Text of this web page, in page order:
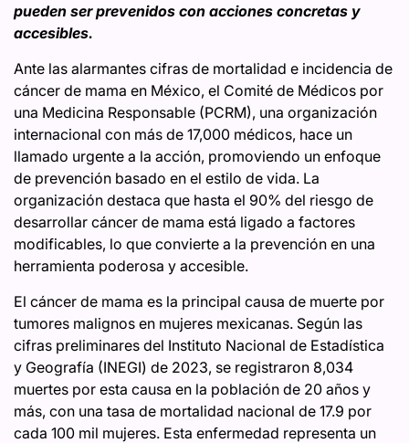
pueden ser prevenidos con acciones concretas y
accesibles.
Ante las alarmantes cifras de mortalidad e incidencia de
cáncer de mama en México, el Comité de Médicos por
una Medicina Responsable (PCRM), una organización
internacional con más de 17,000 médicos, hace un
llamado urgente a la acción, promoviendo un enfoque
de prevención basado en el estilo de vida. La
organización destaca que hasta el 90% del riesgo de
desarrollar cáncer de mama está ligado a factores
modificables, lo que convierte a la prevención en una
herramienta poderosa y accesible.
El cáncer de mama es la principal causa de muerte por
tumores malignos en mujeres mexicanas. Según las
cifras preliminares del Instituto Nacional de Estadística
y Geografía (INEGI) de 2023, se registraron 8,034
muertes por esta causa en la población de 20 años y
más, con una tasa de mortalidad nacional de 17.9 por
cada 100 mil mujeres. Esta enfermedad representa un